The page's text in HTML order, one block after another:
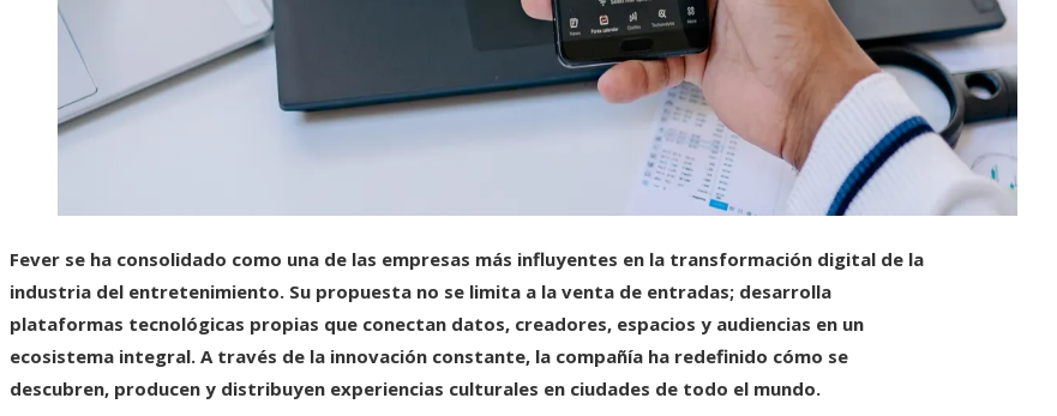
Fever se ha consolidado como una de las empresas más influyentes en la transformación digital de la
industria del entretenimiento. Su propuesta no se limita a la venta de entradas; desarrolla
plataformas tecnológicas propias que conectan datos, creadores, espacios y audiencias en un
ecosistema integral. A través de la innovación constante, la compañía ha redefinido cómo se
descubren, producen y distribuyen experiencias culturales en ciudades de todo el mundo.